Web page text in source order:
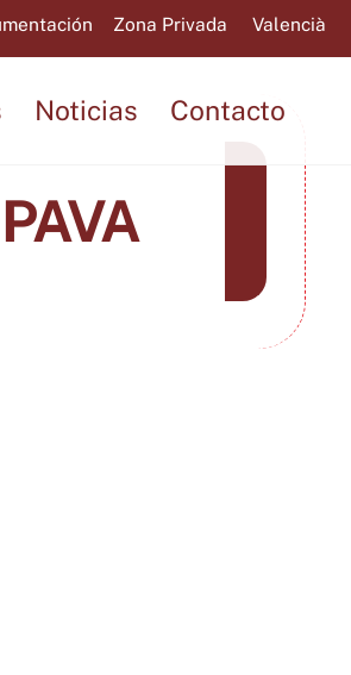
Zona Privada Valencià
Noticias Contacto